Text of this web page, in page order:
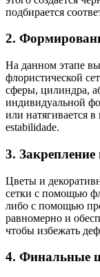
подбирается
2.
На данном этапе
флористической
сферы, цилиндра,
индивидуальной
или натягивается
estabilidade.
3.
Цветы и
сетки с помощью
либо с помощью
равномерно и
чтобы избежать
4. Финальные